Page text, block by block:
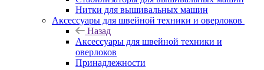
Нитки для вышивальных машин
Аксессуары для швейной техники и оверлоков
Назад
Аксессуары для швейной техники и
оверлоков
Принадлежности